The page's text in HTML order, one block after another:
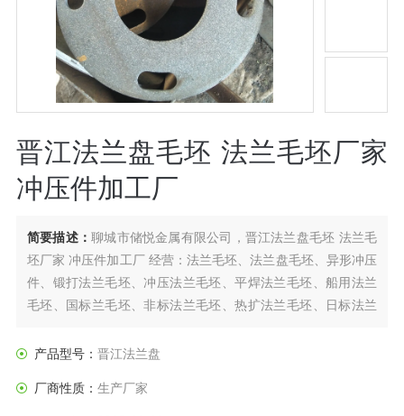
晋江法兰盘毛坯 法兰毛坯厂家
冲压件加工厂
简要描述：聊城市储悦金属有限公司，晋江法兰盘毛坯 法兰毛
坯厂家 冲压件加工厂 经营：法兰毛坯、法兰盘毛坯、异形冲压
件、锻打法兰毛坯、冲压法兰毛坯、平焊法兰毛坯、船用法兰
毛坯、国标兰毛坯、非标法兰毛坯、热扩法兰毛坯、日标法兰
产品型号： 晋江法兰盘
厂商性质： 生产厂家